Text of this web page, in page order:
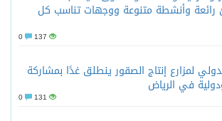
وأنشطة متنوعة ووجهات تناسب كل
137
لمزارع إنتاج الصقور ينطلق غدًا بمشاركة
في الرياض
131